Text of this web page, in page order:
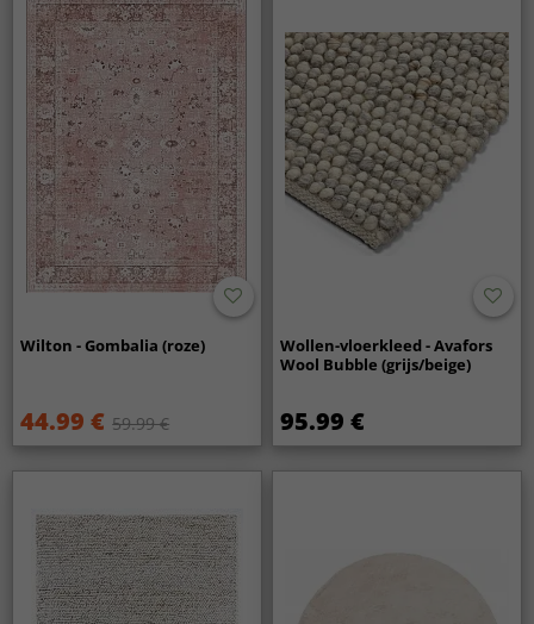
Wilton - Gombalia (roze)
44.99 € 59.99 €
Wollen-vloerkleed - Avafors
Wool Bubble (grijs/beige)
95.99 €